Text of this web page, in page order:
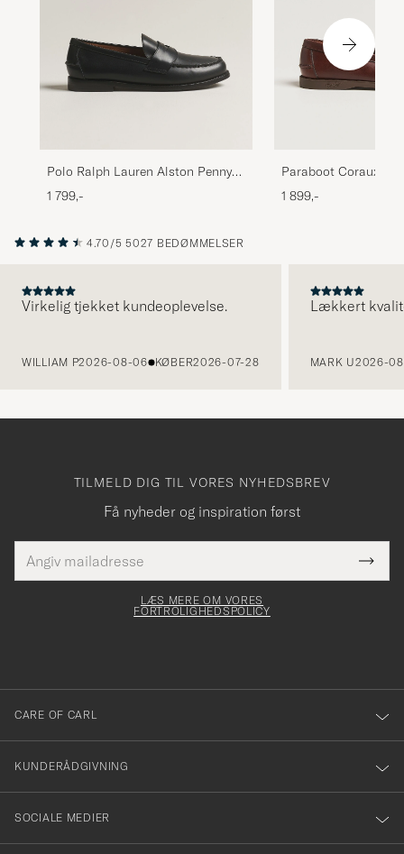
Polo Ralph Lauren Alston Penny
Loafers Black Calf
1 799,-
Paraboot Coraux
America
1 899,-
4.70/5 5027 BEDØMMELSER
Virkelig tjekket kundeoplevelse.
WILLIAM P2026-08-06 KØBER2026-07-28
Lækkert
MARK U2026-
TILMELD DIG TIL VORES NYHEDSBREV
Få nyheder og inspiration først
mailadresse
skal
Tack
för
dig
till
vårt
nyhetsbrev!
LÆS MERE OM VORES
FORTROLIGHEDSPOLICY
CARE OF CARL
KUNDERÅDGIVNING
SOCIALE MEDIER